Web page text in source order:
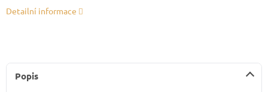
Detailní informace
Popis